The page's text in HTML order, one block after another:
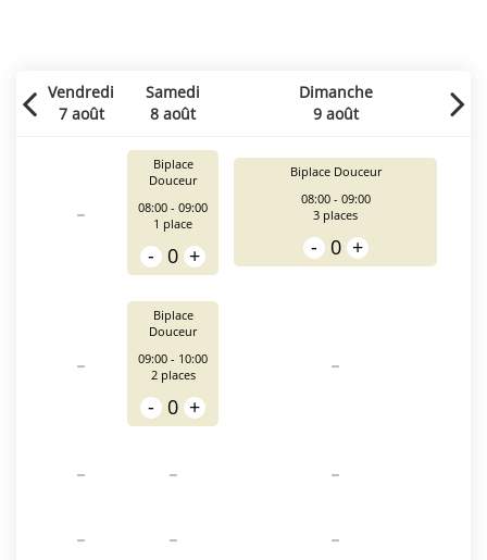
Vendredi
7 août
Samedi
8 août
Dimanche
9 août
-
Biplace
Douceur
08:00 - 09:00
1 place
- 0 +
Biplace Douceur
08:00 - 09:00
3 places
- 0 +
-
Biplace
Douceur
09:00 - 10:00
2places
- 0 +
-
- -
-
-
- -